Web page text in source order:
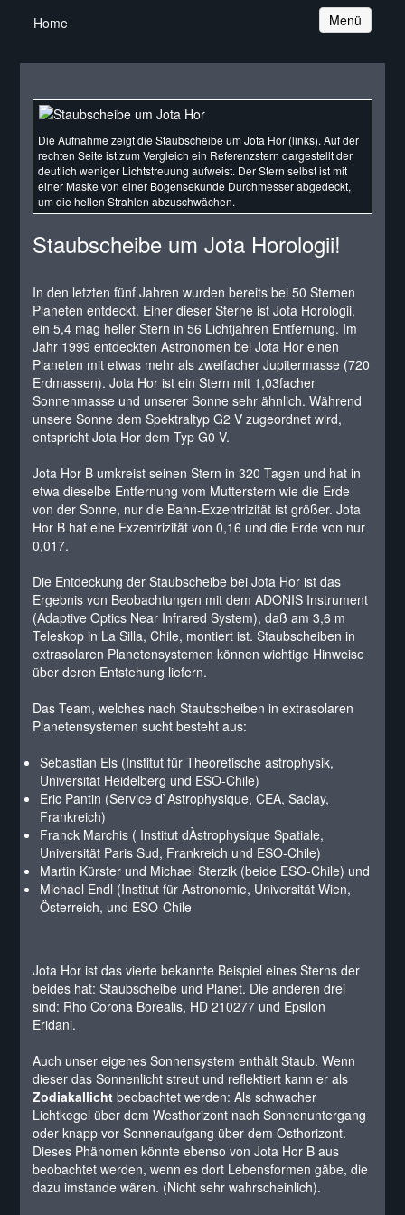
Navigation
Menü
Home
Die Aufnahme zeigt die Staubscheibe um Jota Hor (links). Auf der
rechten Seite ist zum Vergleich ein Referenzstern dargestellt der
deutlich weniger Lichtstreuung aufweist. Der Stern selbst ist mit
einer Maske von einer Bogensekunde Durchmesser abgedeckt,
um die hellen Strahlen abzuschwächen.
Staubscheibe um Jota Horologii!
In den letzten fünf Jahren wurden bereits bei 50 Sternen
Planeten entdeckt. Einer dieser Sterne ist Jota Horologii,
ein 5,4 mag heller Stern in 56 Lichtjahren Entfernung. Im
Jahr 1999 entdeckten Astronomen bei Jota Hor einen
Planeten mit etwas mehr als zweifacher Jupitermasse (720
Erdmassen). Jota Hor ist ein Stern mit 1,03facher
Sonnenmasse und unserer Sonne sehr ähnlich. Während
unsere Sonne dem Spektraltyp G2 V zugeordnet wird,
entspricht Jota Hor dem Typ G0 V.
Jota Hor B umkreist seinen Stern in 320 Tagen und hat in
etwa dieselbe Entfernung vom Mutterstern wie die Erde
von der Sonne, nur die Bahn-Exzentrizität ist größer. Jota
Hor B hat eine Exzentrizität von 0,16 und die Erde von nur
0,017.
Die Entdeckung der Staubscheibe bei Jota Hor ist das
Ergebnis von Beobachtungen mit dem ADONIS Instrument
(Adaptive Optics Near Infrared System), daß am 3,6 m
Teleskop in La Silla, Chile, montiert ist. Staubscheiben in
extrasolaren Planetensystemen können wichtige Hinweise
über deren Entstehung liefern.
Das Team, welches nach Staubscheiben in extrasolaren
Planetensystemen sucht besteht aus:
Sebastian Els (Institut für Theoretische astrophysik,
Universität Heidelberg und ESO-Chile)
Eric Pantin (Service d`Astrophysique, CEA, Saclay,
Frankreich)
Franck Marchis ( Institut dÀstrophysique Spatiale,
Universität Paris Sud, Frankreich und ESO-Chile)
Martin Kürster und Michael Sterzik (beide ESO-Chile) und
Michael Endl (Institut für Astronomie, Universität Wien,
Österreich, und ESO-Chile
Jota Hor ist das vierte bekannte Beispiel eines Sterns der
beides hat: Staubscheibe und Planet. Die anderen drei
sind: Rho Corona Borealis, HD 210277 und Epsilon
Eridani.
Auch unser eigenes Sonnensystem enthält Staub. Wenn
dieser das Sonnenlicht streut und reflektiert kann er als
Zodiakallicht beobachtet werden: Als schwacher
Lichtkegel über dem Westhorizont nach Sonnenuntergang
oder knapp vor Sonnenaufgang über dem Osthorizont.
Dieses Phänomen könnte ebenso von Jota Hor B aus
beobachtet werden, wenn es dort Lebensformen gäbe, die
dazu imstande wären. (Nicht sehr wahrscheinlich).